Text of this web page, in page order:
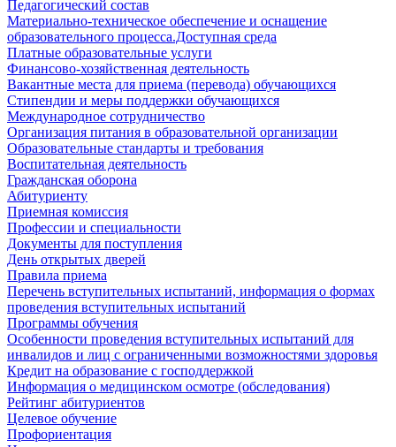
Педагогический состав
Материально-техническое обеспечение и оснащение
образовательного процесса.Доступная среда
Платные образовательные услуги
Финансово-хозяйственная деятельность
Вакантные места для приема (перевода) обучающихся
Стипендии и меры поддержки обучающихся
Международное сотрудничество
Организация питания в образовательной организации
Образовательные стандарты и требования
Воспитательная деятельность
Гражданская оборона
Абитуриенту
Приемная комиссия
Профессии и специальности
Документы для поступления
День открытых дверей
Правила приема
Перечень вступительных испытаний, информация о формах
проведения вступительных испытаний
Программы обучения
Особенности проведения вступительных испытаний для
инвалидов и лиц с ограниченными возможностями здоровья
Кредит на образование с господдержкой
Информация о медицинском осмотре (обследования)
Рейтинг абитуриентов
Целевое обучение
Профориентация